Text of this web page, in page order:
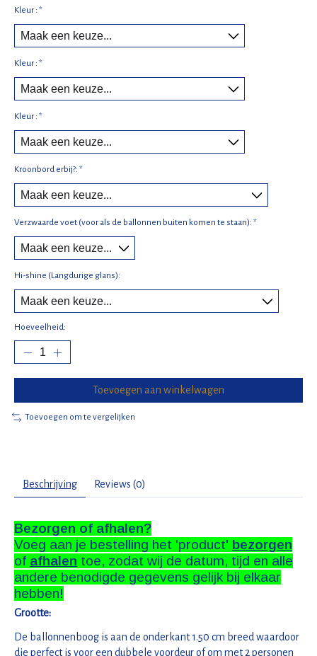
Kleur : *
Kleur : *
Kleur : *
Kroonbord erbij?: *
Verzwaarde voet (voor als de ballonnen buiten komen te staan): *
Hi-shine (Langdurige glans):
Hoeveelheid:
Toevoegen aan winkelwagen
Toevoegen om te vergelijken
Beschrijving Reviews (0)
Bezorgen of afhalen?
Voeg aan je bestelling het 'product' bezorgen
of afhalen toe, zodat wij de datum, tijd en alle
andere benodigde gegevens gelijk bij elkaar
hebben!
Grootte:
De ballonnenboog is aan de onderkant 1.50 cm breed waardoor
die perfect is voor een dubbele voordeur of om met 2 personen